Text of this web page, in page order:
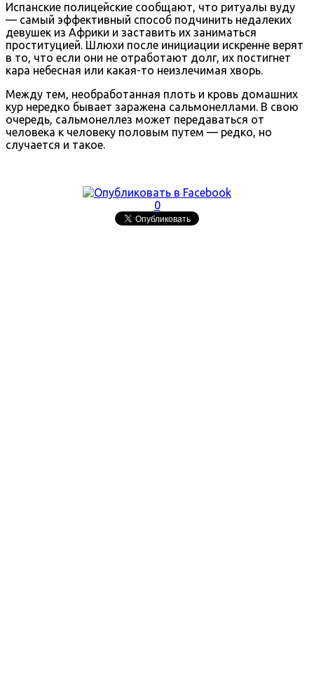
Испанские полицейские сообщают, что ритуалы вуду
— самый эффективный способ подчинить недалеких
девушек из Африки и заставить их заниматься
проституцией. Шлюхи после инициации искренне верят
в то, что если они не отработают долг, их постигнет
кара небесная или какая-то неизлечимая хворь.
Между тем, необработанная плоть и кровь домашних
кур нередко бывает заражена сальмонеллами. В свою
очередь, сальмонеллез может передаваться от
человека к человеку половым путем — редко, но
случается и такое.
0